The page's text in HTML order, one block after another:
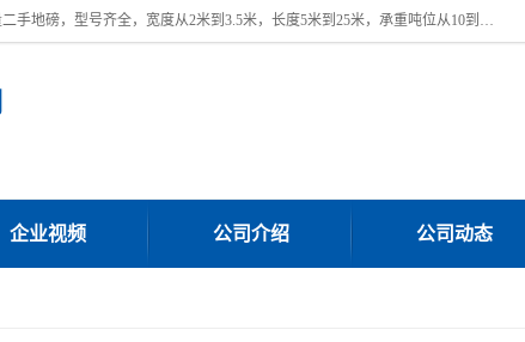
本公司常年出售回收二手地磅，回收出售二手地磅。 近期本公司回收大量二手地磅，型号齐全，宽度从2米到3.5米，长度5米到25米，承重吨位从10到200吨，成色7—9成新。 ? 使用年限6个月至2年，产品来源于个人闲置品，工矿企业停用品，因小换大而来。 精准度和新的一样， 二手地磅是内行人的选择，打个电话就省钱朋友您好等什么
企业视频 公司介绍 公司动态